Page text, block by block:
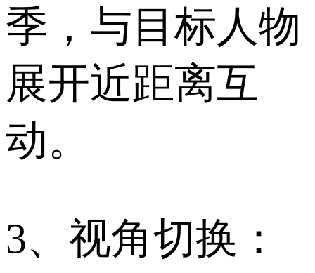
季，与目标人物
展开近距离互
动。
3、视角切换：